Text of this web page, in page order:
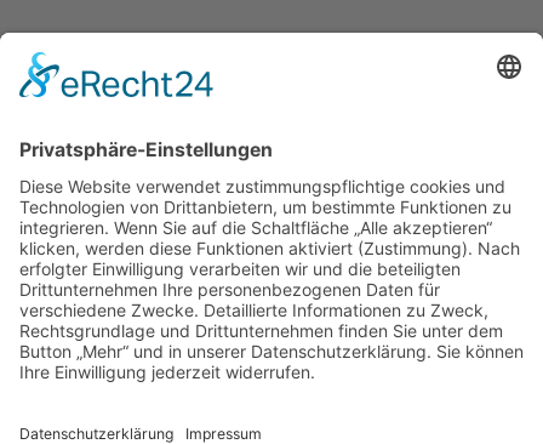
Kontakt
golfyouup GmbH
75248 Ölbronn Dürrn
Telefon: 07237 – 484000
Telefax: 07237 – 484001
E-Mail:info@golfyouup.de
Social Media
Folge uns auf Facebook Folge uns auf Instagram